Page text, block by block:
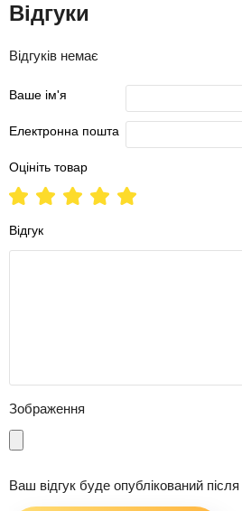
Відгуки
Відгуків немає
Ваше ім'я
Електронна пошта
Оцініть товар
Відгук
Зображення
Ваш відгук буде опублікований після